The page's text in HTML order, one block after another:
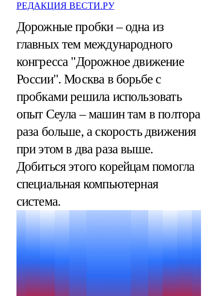
РЕДАКЦИЯ ВЕСТИ.РУ
Дорожные пробки – одна из
главных тем международного
конгресса "Дорожное движение
России". Москва в борьбе с
пробками решила использовать
опыт Сеула – машин там в полтора
раза больше, а скорость движения
при этом в два раза выше.
Добиться этого корейцам помогла
специальная компьютерная
система.